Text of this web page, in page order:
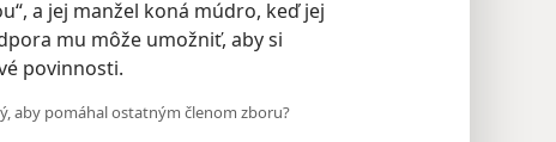
a jej manžel koná múdro, keď jej
mu môže umožniť, aby si
povinnosti.
aby pomáhal ostatným členom zboru?